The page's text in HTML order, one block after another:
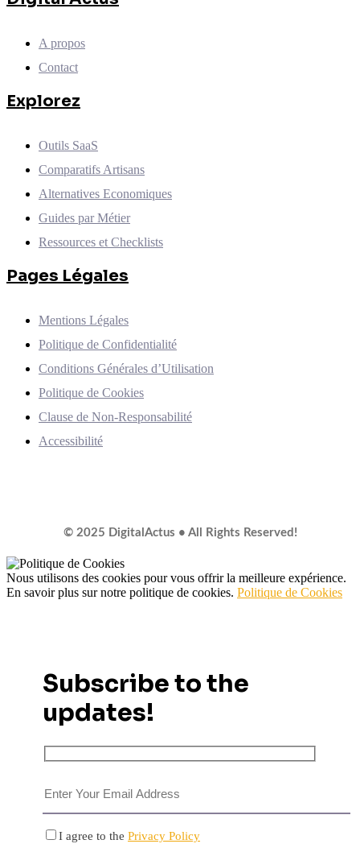
A propos
Contact
Explorez
Outils SaaS
Comparatifs Artisans
Alternatives Economiques
Guides par Métier
Ressources et Checklists
Pages Légales
Mentions Légales
Politique de Confidentialité
Conditions Générales d’Utilisation
Politique de Cookies
Clause de Non-Responsabilité
Accessibilité
© 2025 DigitalActus • All Rights Reserved!
Nous utilisons des cookies pour vous offrir la meilleure expérience.
En savoir plus sur notre politique de cookies. Politique de Cookies
Subscribe to the
updates!
I agree to the Privacy Policy